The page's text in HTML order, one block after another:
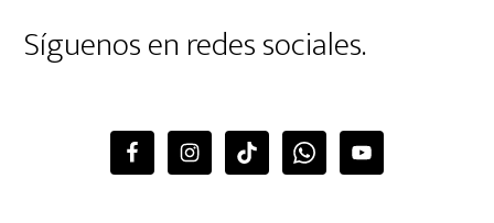
Síguenos en redes sociales.